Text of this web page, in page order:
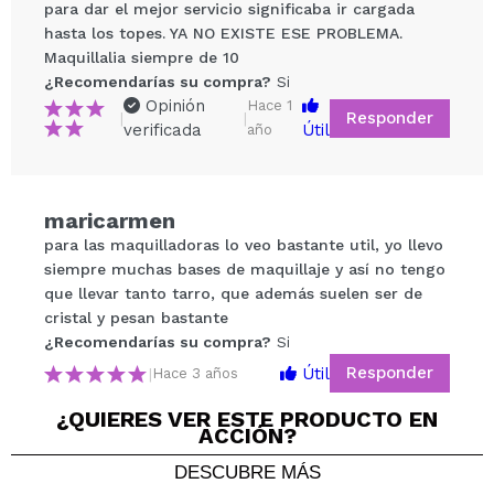
¿Recomendarías su compra?
5/5
ENVIAR
para dar el mejor servicio significaba ir cargada
hasta los topes. YA NO EXISTE ESE PROBLEMA.
Maquillalia siempre de 10
¿Recomendarías su compra? Si
|
Opinión
verificada
|
Hace 1
año
Útil
Responder
maricarmen
para las maquilladoras lo veo bastante util, yo llevo
siempre muchas bases de maquillaje y así no tengo
que llevar tanto tarro, que además suelen ser de
cristal y pesan bastante
¿Recomendarías su compra? Si
| Hace 3 años Útil Responder
¿QUIERES VER ESTE PRODUCTO EN
ACCIÓN?
DESCUBRE MÁS